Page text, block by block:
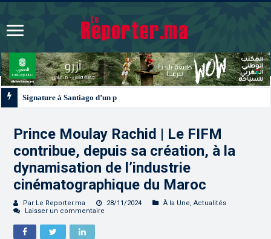
Prince Moulay Rachid | Le FIFM
contribue, depuis sa création, à la
dynamisation de l’industrie
cinématographique du Maroc
Par Le Reporter.ma 28/11/2024 À la Une,Actualités
Laisser un commentaire